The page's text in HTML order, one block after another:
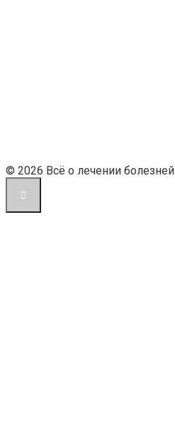
© 2026 Всё о лечении болезней